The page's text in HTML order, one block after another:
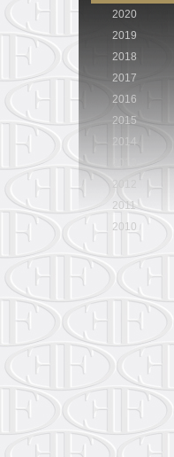
2020
2019
2018
2017
2016
2015
2014
2012
2011
2010